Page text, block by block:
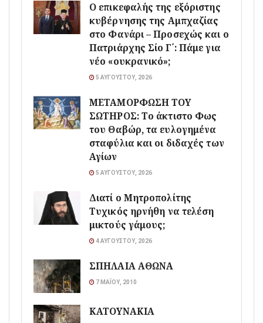
Ο επικεφαλής της εξόριστης
κυβέρνησης της Αμπχαζίας
στο Φανάρι – Προσεχώς και ο
Πατριάρχης Σίο Γ΄: Πάμε για
νέο «ουκρανικό»;
5 ΑΥΓΟΎΣΤΟΥ, 2026
ΜΕΤΑΜΟΡΦΩΣΗ ΤΟΥ
ΣΩΤΗΡΟΣ: Το άκτιστο Φως
του Θαβώρ, τα ευλογημένα
σταφύλια και οι διδαχές των
Αγίων
5 ΑΥΓΟΎΣΤΟΥ, 2026
Διατί ο Μητροπολίτης
Τυχικός ηρνήθη να τελέση
μικτούς γάμους;
4 ΑΥΓΟΎΣΤΟΥ, 2026
ΣΠΗΛΑΙΑ ΑΘΩΝΑ
7 ΜΑΪ́ΟΥ, 2010
ΚΑΤΟΥΝΑΚΙΑ